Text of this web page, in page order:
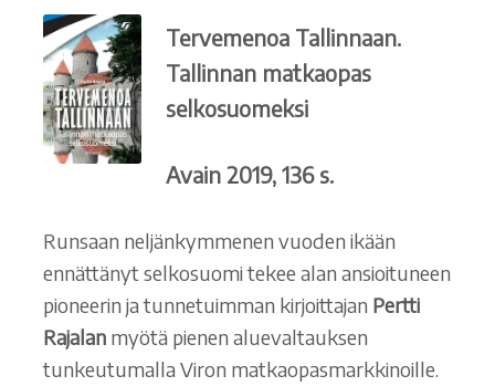
Oma tili
Ostoskori
Tilaus- ja sopimusehdot sekä tietosuojaseloste
Tervemenoa Tallinnaan.
Tallinnan matkaopas
selkosuomeksi
Avain 2019, 136 s.
Runsaan neljänkymmenen vuoden ikään
ennättänyt selkosuomi tekee alan ansioituneen
pioneerin ja tunnetuimman kirjoittajan Pertti
Rajalanmyötä pienen aluevaltauksen
tunkeutumalla Viron matkaopasmarkkinoille.